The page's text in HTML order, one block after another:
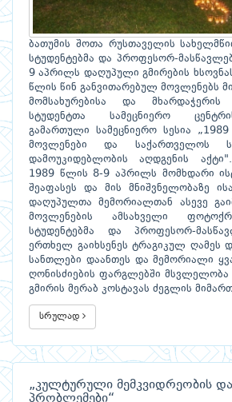
ბათუმის შოთა რუსთაველის
სტუდენტებმა და პროფესორ-
9 აპრილს დაღუპული გმირების
წლის წინ განვითარებულ მოვლენებს
მომსახურებისა და მხარდაჭერის
სტუდენტთა სამეცნიერო
გამართული სამეცნიერო სესია
მოვლენები და საქართველოს
დამოუკიდებლობის აღდგენის
1989 წლის 8-9 აპრილს მომხდარი
შეაფასეს და მის მნიშვნელობაზე
დაღუპულთა მემორიალთან ასევე
მოვლენების ამსახველი
სტუდენტებმა და პროფესორ-
ერთხელ გაიხსენეს ტრაგიკულ ღამეს
სანთლები დაანთეს და მემორიალი
ღონისძიების ფარგლებში
გმირის მერაბ კოსტავას ძეგლის
სრულად
„კულტურული მემკვიდრეობის
პრობლემები“